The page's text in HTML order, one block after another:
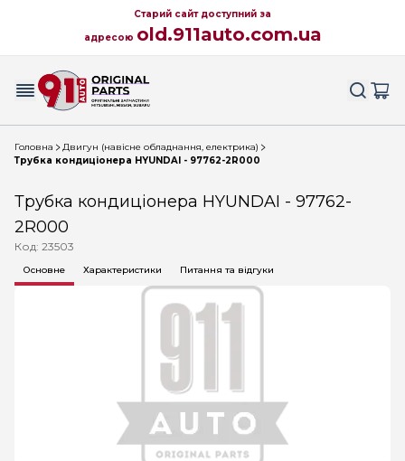
Старий сайт доступний за
адресою old.911auto.com.ua
Головна
Двигун (навісне обладнання, електрика)
Трубка кондиціонера HYUNDAI - 97762-2R000
Трубка кондиціонера HYUNDAI - 97762-
2R000
Код: 23503
Основне Характеристики Питання та відгуки